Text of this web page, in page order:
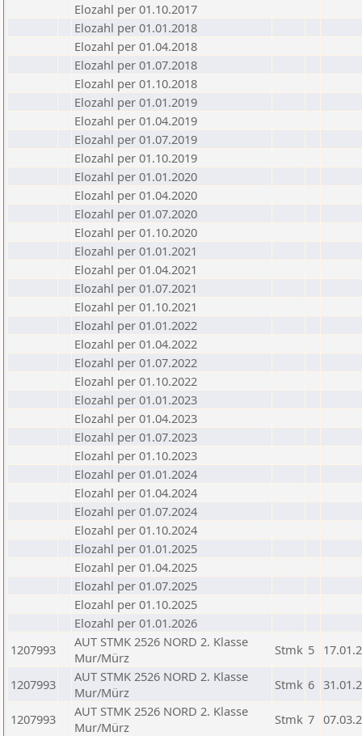
Elozahl per 01.10.2017
Elozahl per 01.01.2018
Elozahl per 01.04.2018
Elozahl per 01.07.2018
Elozahl per 01.10.2018
Elozahl per 01.01.2019
Elozahl per 01.04.2019
Elozahl per 01.07.2019
Elozahl per 01.10.2019
Elozahl per 01.01.2020
Elozahl per 01.04.2020
Elozahl per 01.07.2020
Elozahl per 01.10.2020
Elozahl per 01.01.2021
Elozahl per 01.04.2021
Elozahl per 01.07.2021
Elozahl per 01.10.2021
Elozahl per 01.01.2022
Elozahl per 01.04.2022
Elozahl per 01.07.2022
Elozahl per 01.10.2022
Elozahl per 01.01.2023
Elozahl per 01.04.2023
Elozahl per 01.07.2023
Elozahl per 01.10.2023
Elozahl per 01.01.2024
Elozahl per 01.04.2024
Elozahl per 01.07.2024
Elozahl per 01.10.2024
Elozahl per 01.01.2025
Elozahl per 01.04.2025
Elozahl per 01.07.2025
Elozahl per 01.10.2025
Elozahl per 01.01.2026
1207993
AUT STMK 2526 NORD 2. Klasse
Mur/Mürz
Stmk 5
1207993
AUT STMK 2526 NORD 2. Klasse
Mur/Mürz
Stmk 6
1207993
AUT STMK 2526 NORD 2. Klasse
Mur/Mürz
Stmk 7